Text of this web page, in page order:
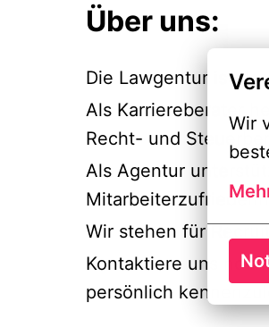
Wir
Über uns:
Die Lawgentur ist
Als Karriereberater
Recht- und
Als Agentur
Wir stehen für
Kontaktiere uns
persönlich